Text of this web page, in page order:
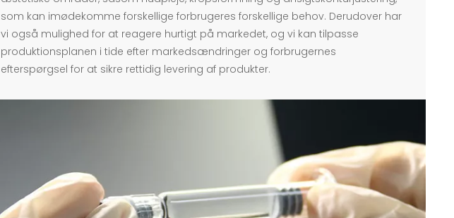
som kan imødekomme forskellige forbrugeres forskellige behov. Derudover har
vi også mulighed for at reagere hurtigt på markedet, og vi kan tilpasse
produktionsplanen i tide efter markedsændringer og forbrugernes
efterspørgsel for at sikre rettidig levering af produkter.